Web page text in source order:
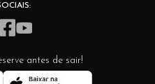
antes de sair!